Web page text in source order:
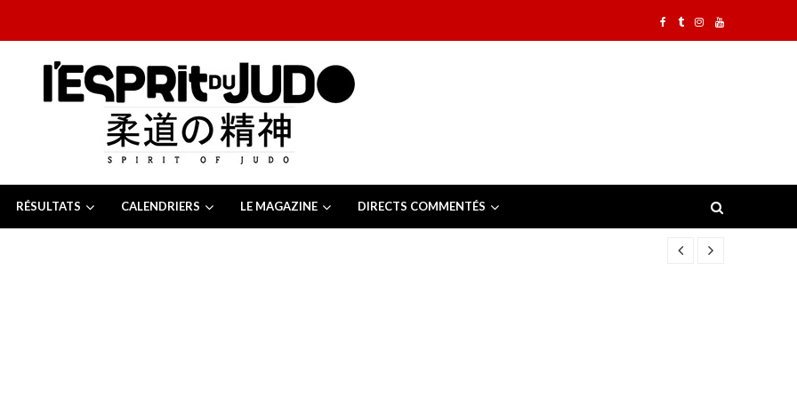
RÉSULTATS CALENDRIERS LE MAGAZINE DIRECTS COMMENTÉS
2026 6 JUILLET 2026